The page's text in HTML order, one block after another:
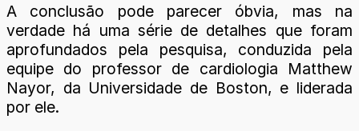
A conclusão pode parecer óbvia, mas na
verdade há uma série de detalhes que foram
aprofundados pela pesquisa, conduzida pela
equipe do professor de cardiologia Matthew
Nayor, da Universidade de Boston, e liderada
por ele.